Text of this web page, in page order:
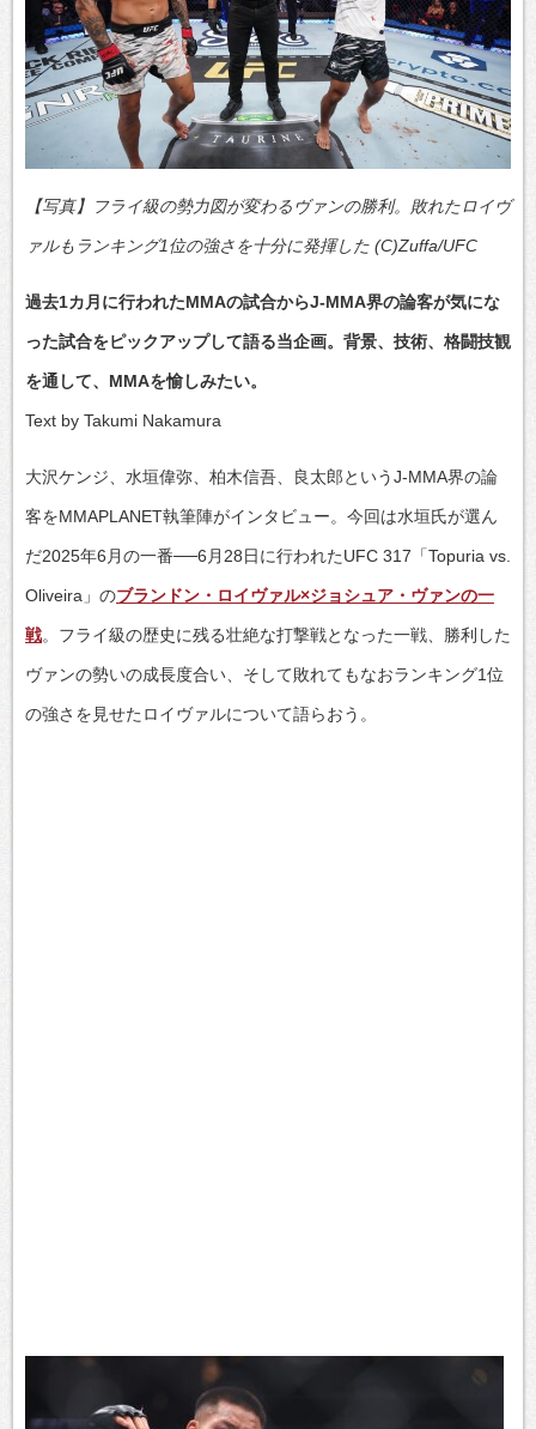
【写真】フライ級の勢力図が変わるヴァンの勝利。敗れたロイヴ
ァルもランキング1位の強さを十分に発揮した (C)Zuffa/UFC
過去1カ月に行われたMMAの試合からJ-MMA界の論客が気にな
った試合をピックアップして語る当企画。背景、技術、格闘技観
を通して、MMAを愉しみたい。
Text by Takumi Nakamura
大沢ケンジ、水垣偉弥、柏木信吾、良太郎というJ-MMA界の論
客をMMAPLANET執筆陣がインタビュー。今回は水垣氏が選ん
だ2025年6月の一番──6月28日に行われたUFC 317「Topuria vs.
Oliveira」のブランドン・ロイヴァル×ジョシュア・ヴァンの一
戦。フライ級の歴史に残る壮絶な打撃戦となった一戦、勝利した
ヴァンの勢いの成長度合い、そして敗れてもなおランキング1位
の強さを見せたロイヴァルについて語らおう。